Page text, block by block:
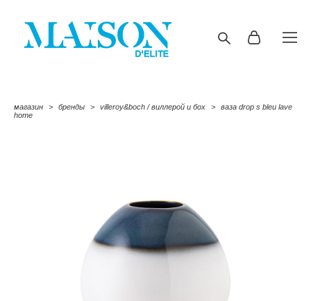
магазин > бренды > villeroy&boch / виллерой и бох >
ваза drop s bleu lave
home